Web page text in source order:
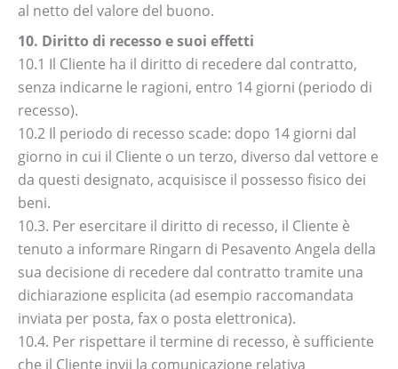
al netto del valore del buono.
10. Diritto di recesso e suoi effetti
10.1 Il Cliente ha il diritto di recedere dal contratto,
senza indicarne le ragioni, entro 14 giorni (periodo di
recesso).
10.2 Il periodo di recesso scade: dopo 14 giorni dal
giorno in cui il Cliente o un terzo, diverso dal vettore e
da questi designato, acquisisce il possesso fisico dei
beni.
10.3. Per esercitare il diritto di recesso, il Cliente è
tenuto a informare Ringarn di Pesavento Angela della
sua decisione di recedere dal contratto tramite una
dichiarazione esplicita (ad esempio raccomandata
inviata per posta, fax o posta elettronica).
10.4. Per rispettare il termine di recesso, è sufficiente
che il Cliente invii la comunicazione relativa